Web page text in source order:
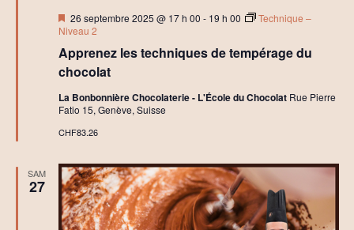
Apprenez les techniques de tempérage du
chocolat
Mis
en
26 septembre 2025 @ 17 h 00 - 19 h 00
Technique –
Niveau 2
La Bonbonnière Chocolaterie - L'École du Chocolat Rue Pierre
Fatio 15, Genève, Suisse
CHF83.26
SAM
27